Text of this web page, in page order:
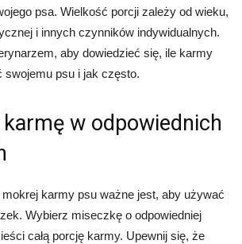
psa. Wielkość porcji zależy od wieku,
i innych czynników indywidualnych.
aby dowiedzieć się, ile karmy
swojemu psu i jak często.
w odpowiednich
karmy psu ważne jest, aby używać
Wybierz miseczkę o odpowiedniej
całą porcję karmy. Upewnij się, że